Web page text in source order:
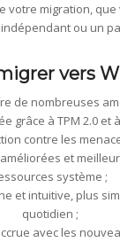
votre migration,
ou un
vers
de nombreuses
grâce à TPM 2.0 et
contre les
et
système ;
et intuitive, plus
quotidien ;
avec les